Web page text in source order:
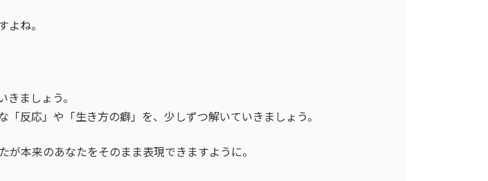
よね。
ましょう。
反応」や「生き方の癖」を、少しずつ解いていきましょう。
本来のあなたをそのまま表現できますように。